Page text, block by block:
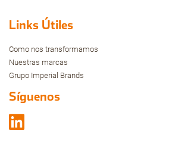
Links Útiles
Como nos transformamos
Nuestras marcas
Grupo Imperial Brands
Síguenos